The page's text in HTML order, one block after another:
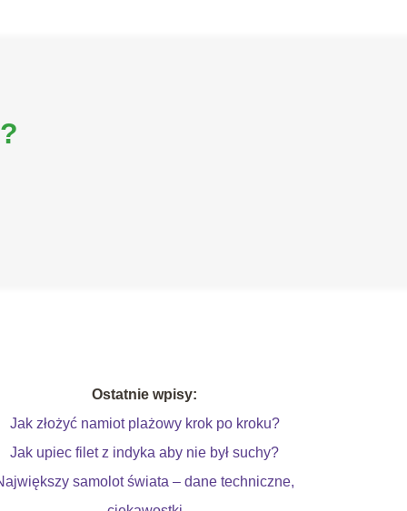
Ostatnie wpisy:
Jak złożyć namiot plażowy krok po kroku?
Jak upiec filet z indyka aby nie był suchy?
samolot świata – dane techniczne,